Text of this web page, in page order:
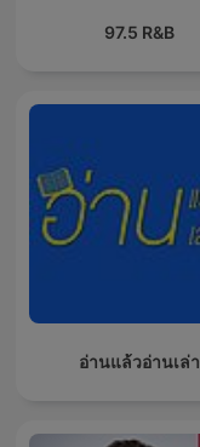
97.5 R&B
อ่านแล้วอ่านเล่า